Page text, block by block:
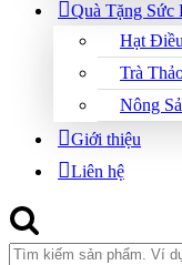
Quà Tặng Sức
Hạt
Trà
Nông
Giới thiệu
Liên hệ
Search